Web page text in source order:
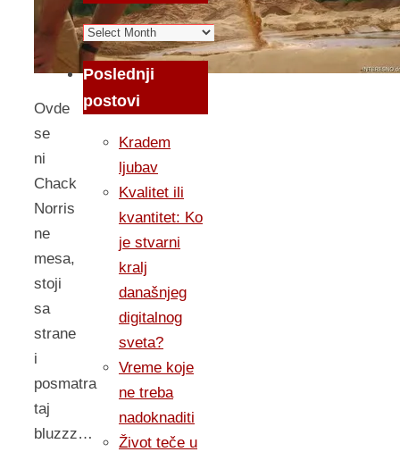
Ovde
se
ni
Chack
Norris
ne
mesa,
stoji
sa
strane
i
posmatra
taj
bluzzz…
Arhiva
Poslednji
postovi
Kradem
ljubav
Kvalitet ili
kvantitet: Ko
je stvarni
kralj
današnjeg
digitalnog
sveta?
Vreme koje
ne treba
nadoknaditi
Život teče u